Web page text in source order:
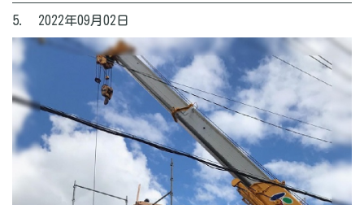
5. 2022年09月02日